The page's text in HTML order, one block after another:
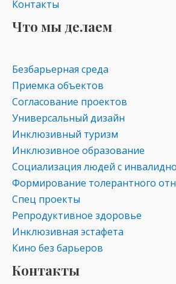
Контакты
Что мы делаем
Безбарьерная среда
Приемка объектов
Согласование проектов
Универсальный дизайн
Инклюзивный туризм
Инклюзивное образование
Социализация людей с
Формирование толерантного
Спец проекты
Репродуктивное здоровье
Инклюзивная эстафета
Кино без барьеров
Контакты